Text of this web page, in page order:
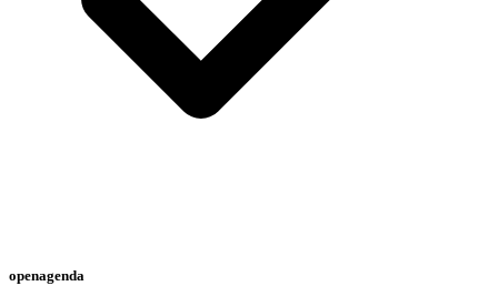
openagenda